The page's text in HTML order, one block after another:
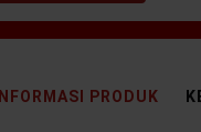
INFORMASI PRODUK